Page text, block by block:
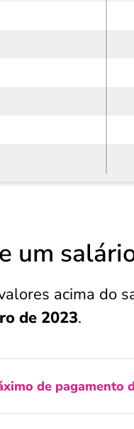
um
acima do
de 2023.
de pagamento